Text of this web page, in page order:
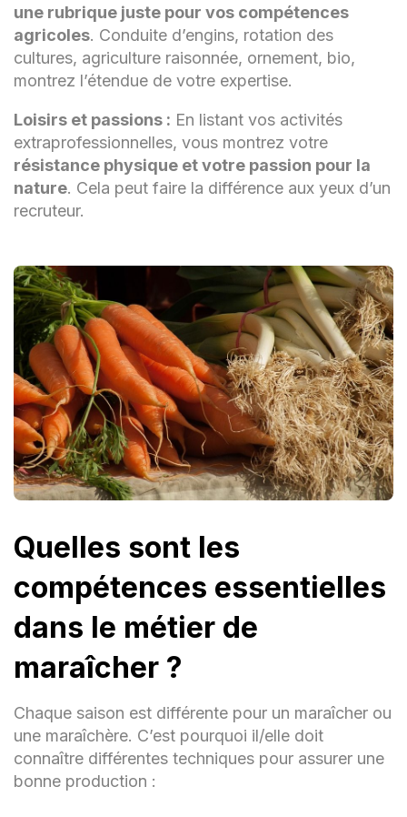
Commercialisation des produits
agricoles
Connaissance des variétés de légumes
Irrigation et gestion de l'eau
Respect des normes de sécurité
agricole
une rubrique juste pour vos compétences
agricoles. Conduite d’engins, rotation des
cultures, agriculture raisonnée, ornement, bio,
montrez l’étendue de votre expertise.
Loisirs et passions : En listant vos activités
extraprofessionnelles, vous montrez votre
résistance physique et votre passion pour la
nature. Cela peut faire la différence aux yeux d’un
recruteur.
Quelles sont les
compétences essentielles
dans le métier de
maraîcher ?
Chaque saison est différente pour un maraîcher ou
une maraîchère. C’est pourquoi il/elle doit
connaître différentes techniques pour assurer une
bonne production :